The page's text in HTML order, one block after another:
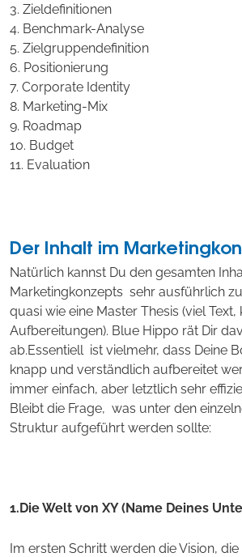
3. Zieldefinitionen
4. Benchmark-Analyse
5. Zielgruppendefinition
6. Positionierung
7. Corporate Identity
8. Marketing-Mix
9. Roadmap
10. Budget
11. Evaluation
Der Inhalt im
Natürlich kannst Du den gesamten
Marketingkonzepts sehr ausführlich
quasi wie eine Master Thesis (viel
Aufbereitungen). Blue Hippo rät Dir
ab.Essentiell ist vielmehr, dass Deine
knapp und verständlich aufbereitet
immer einfach, aber letztlich sehr
Bleibt die Frage, was unter den
Struktur aufgeführt werden sollte:
1.Die Welt von XY (Name Deines
Im ersten Schritt werden die Vision,